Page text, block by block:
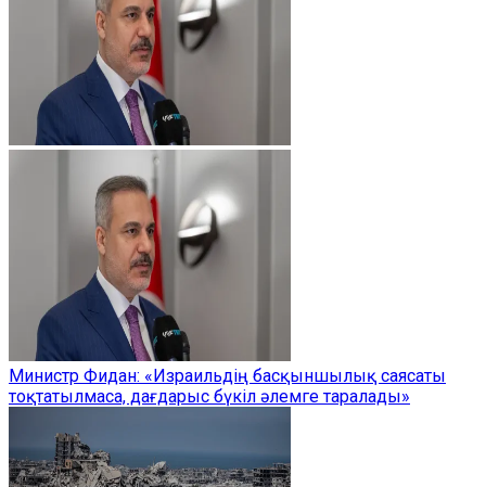
Министр Фидан: «Израильдің басқыншылық саясаты
тоқтатылмаса, дағдарыс бүкіл әлемге таралады»